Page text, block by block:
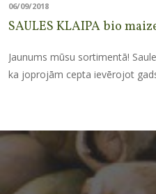
06/09/2018
SAULES KLAIPA bio
Jaunums mūsu sortimentā!
ka joprojām cepta ievērojot